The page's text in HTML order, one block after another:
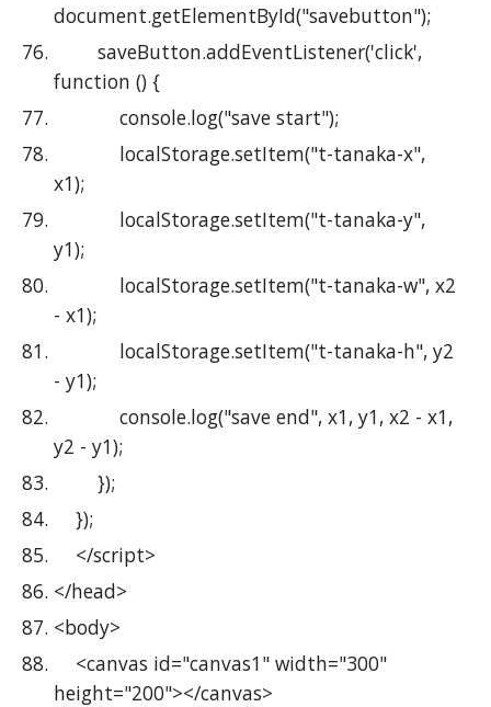
document.getElementById("savebutton");
        saveButton.addEventListener('click',
function () {
            console.log("save start");
x1);
y1);
- x1);
- y1);
            console.log("save end", x1, y1, x2 - x1,
y2 - y1);
        });
    });
    </script>
</head>
<body>
height="200"></canvas>